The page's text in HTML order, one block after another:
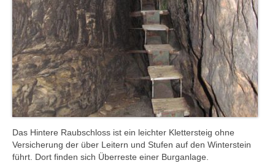
Das Hintere Raubschloss ist ein leichter Klettersteig ohne
Versicherung der über Leitern und Stufen auf den Winterstein
führt. Dort finden sich Überreste einer Burganlage.